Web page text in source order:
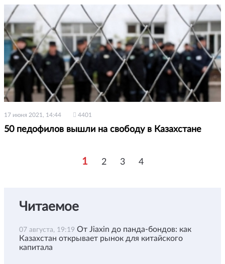
17 июня 2021, 14:44 4401
50 педофилов вышли на свободу в Казахстане
1 2 3 4
Читаемое
07 августа, 19:19 От Jiaxin до панда-бондов: как
Казахстан открывает рынок для китайского
капитала